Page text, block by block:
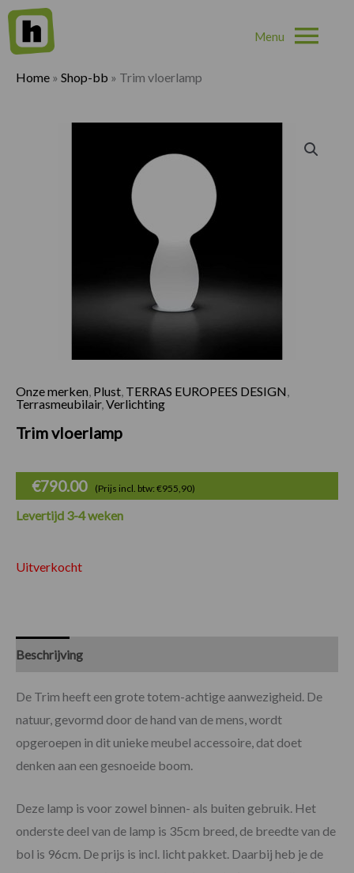
Home » Shop-bb » Trim vloerlamp
Onze merken Plust TERRAS EUROPEES DESIGN
Terrasmeubilair, Verlichting
Trim vloerlamp
€790.00 (Prijs incl. btw: €955,90)
Levertijd 3-4 weken
Uitverkocht
Beschrijving
De Trim heeft een grote totem-achtige aanwezigheid. De
natuur, gevormd door de hand van de mens, wordt
opgeroepen in dit unieke meubel accessoire, dat doet
denken aan een gesnoeide boom.
Deze lamp is voor zowel binnen- als buiten gebruik. Het
onderste deel van de lamp is 35cm breed, de breedte van de
bol is 96cm. De prijs is incl. licht pakket. Daarbij heb je de